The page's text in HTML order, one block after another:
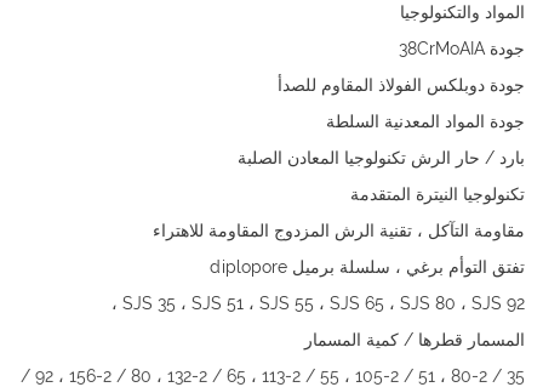
المواد والتكنولوجيا
جودة 38CrMoAIA
جودة دوبلكس الفولاذ المقاوم للصدأ
جودة المواد المعدنية السلطة
بارد / حار الرش تكنولوجيا المعادن الصلبة
تكنولوجيا النيترة المتقدمة
مقاومة التآكل ، تقنية الرش المزدوج المقاومة للاهتراء
تفتق التوأم برغي ، سلسلة برميل diplopore
SJS 35 ، SJS 51 ، SJS 55 ، SJS 65 ، SJS 80 ، SJS 92 ،
المسمار قطرها / كمية المسمار
35 / 80-2 ، 51 / 105-2 ، 55 / 113-2 ، 65 / 132-2 ، 80 / 156-2 ، 92 /